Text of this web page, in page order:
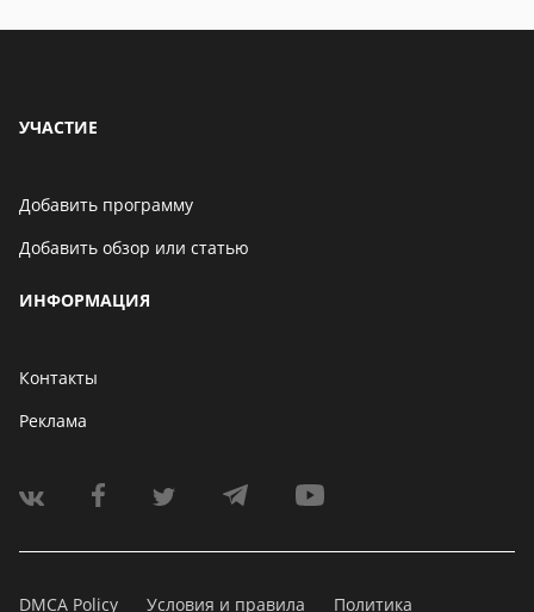
УЧАСТИЕ
Добавить программу
Добавить обзор или статью
ИНФОРМАЦИЯ
Контакты
Реклама
DMCA Policy Условия и правила Политика